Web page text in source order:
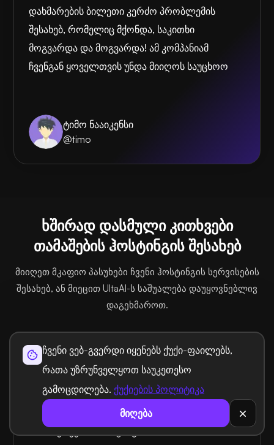
ჩვენი ვებ-გვერდი იყენებს ქუქი-ფაილებს,
რათა უზრუნველყოთ საუკეთესო
გამოცდილება. ქუქიების პოლიტიკა
მიღება
დახმარების ბილეთი კერძო პრობლემის
შესახებ, რომელიც მქონდა, საკითხი
მოგვარდა და მოგვარდა! ამ კომპანიამ
ჩვენგან ყოველთვის უნდა მიიღოს საუცხოო
ტიმო ნააიკენსი
@timo
ხშირად დასმული კითხვები
თამაშების ჰოსტინგის შესახებ
მიიღეთ მკაფიო პასუხები ჩვენი ჰოსტინგის სერვისების
შესახებ, ან მიეცით UltaAI-ს საშუალება დაუყოვნებლივ
დაგეხმაროთ.
რა არის Minecraft Bedrock Edition Vanilla?
რა არის სისტემის მოთხოვნები Minecraft
Bedrock Edition Vanilla-სთვის?
როგორ ვიქირავო Minecraft Bedrock Edition
Vanilla სერვერის ჰოსტინგი?